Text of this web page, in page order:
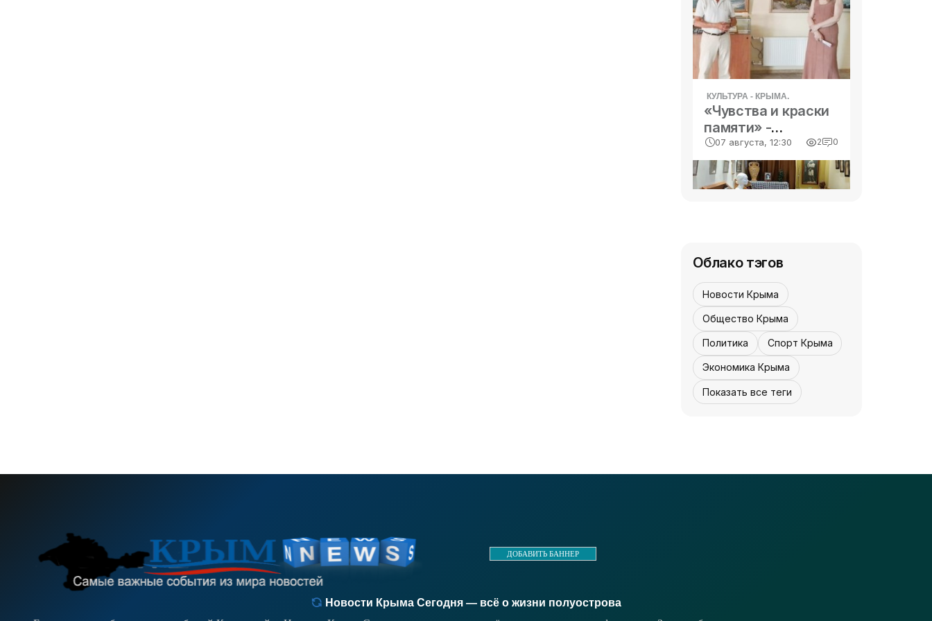
нашей державы -
бороться за правое дело и
побеждать. Впервые
слова (смысл в таких
случаях один, а
- «История»
КУЛЬТУРА - КРЫМА.
«Чувства и краски
памяти» -
«Культура Крыма»
07 августа, 12:30 2 0
КУЛЬТУРА - КРЫМА.
«Моё горячее
сердце» -
«Культура Крыма»
07 августа, 12:30
Облако тэгов
Новости Крыма
Общество Крыма
Политика Спорт Крыма
Экономика Крыма
Показать все теги
ДОБАВИТЬ БАННЕР
Новости Крыма Сегодня — всё о жизни полуострова